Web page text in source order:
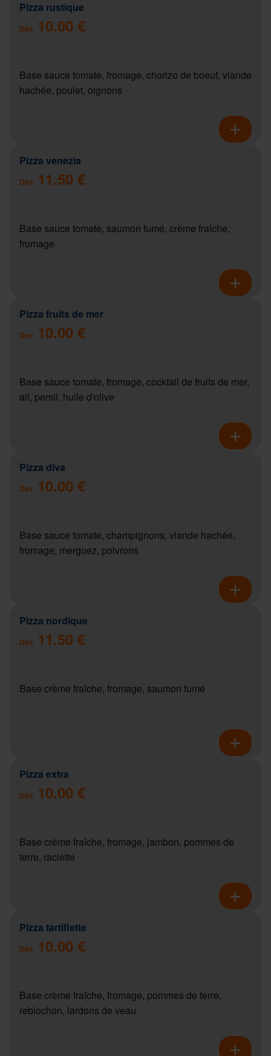
Pizza rustique
Dès 10.00 €
Base sauce tomate, fromage, chorizo de boeuf, viande
hachée, poulet, oignons
Pizza venezia
Dès 11.50 €
Base sauce tomate, saumon fumé, crème fraîche,
fromage
Pizza fruits de mer
Dès 10.00 €
Base sauce tomate, fromage, cocktail de fruits de mer,
ail, persil, huile d'olive
Pizza diva
Dès 10.00 €
Base sauce tomate, champignons, viande hachée,
fromage, merguez, poivrons
Pizza nordique
Dès 11.50 €
Base crème fraîche, fromage, saumon fumé
Pizza extra
Dès 10.00 €
Base crème fraîche, fromage, jambon, pommes de
terre, raclette
Pizza tartiflette
Dès 10.00 €
Base crème fraîche, fromage, pommes de terre,
reblochon, lardons de veau